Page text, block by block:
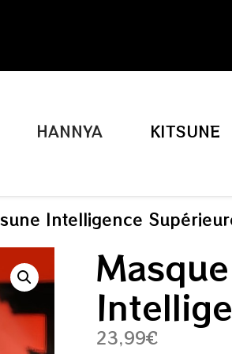
HANNYA KITSUNE
Intelligence
23,99€